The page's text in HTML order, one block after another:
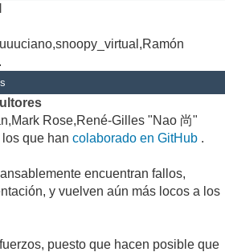
Rose,René-Gilles "Nao 尚"
que han colaborado en GitHub .
encuentran fallos,
y vuelven aún más locos a los
puesto que hacen posible que